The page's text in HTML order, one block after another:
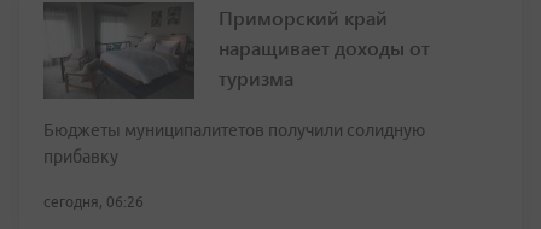
Приморский край
наращивает доходы от
туризма
Бюджеты муниципалитетов получили солидную
прибавку
сегодня, 06:26